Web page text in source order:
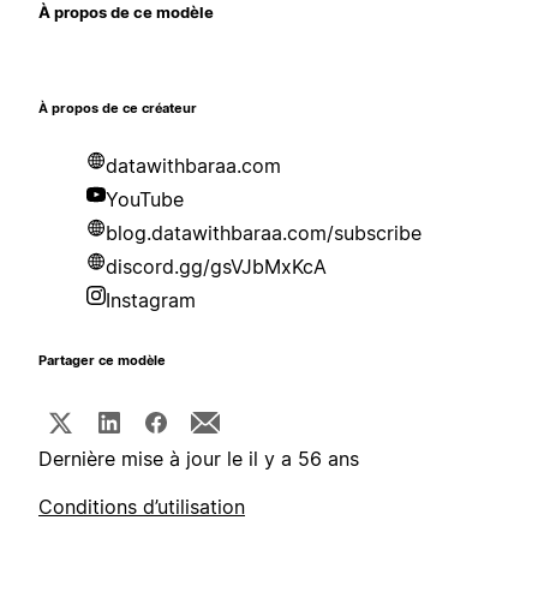
À propos de ce modèle
À propos de ce créateur
datawithbaraa.com
YouTube
blog.datawithbaraa.com/subscribe
discord.gg/gsVJbMxKcA
Instagram
Partager ce modèle
Dernière mise à jour le il y a 56 ans
Conditions d’utilisation